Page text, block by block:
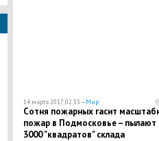
14 марта 2017, 02:33 —Мир
Сотня пожарных гасит
пожар в Подмосковье – пылают
3000 "квадратов" склада